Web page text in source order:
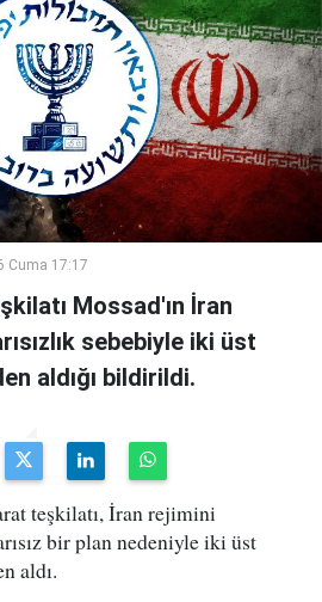
Cuma 17:17
Mossad'ın İran
sebebiyle iki üst
aldığı bildirildi.
teşkilatı, İran rejimini
bir plan nedeniyle iki üst
aldı.